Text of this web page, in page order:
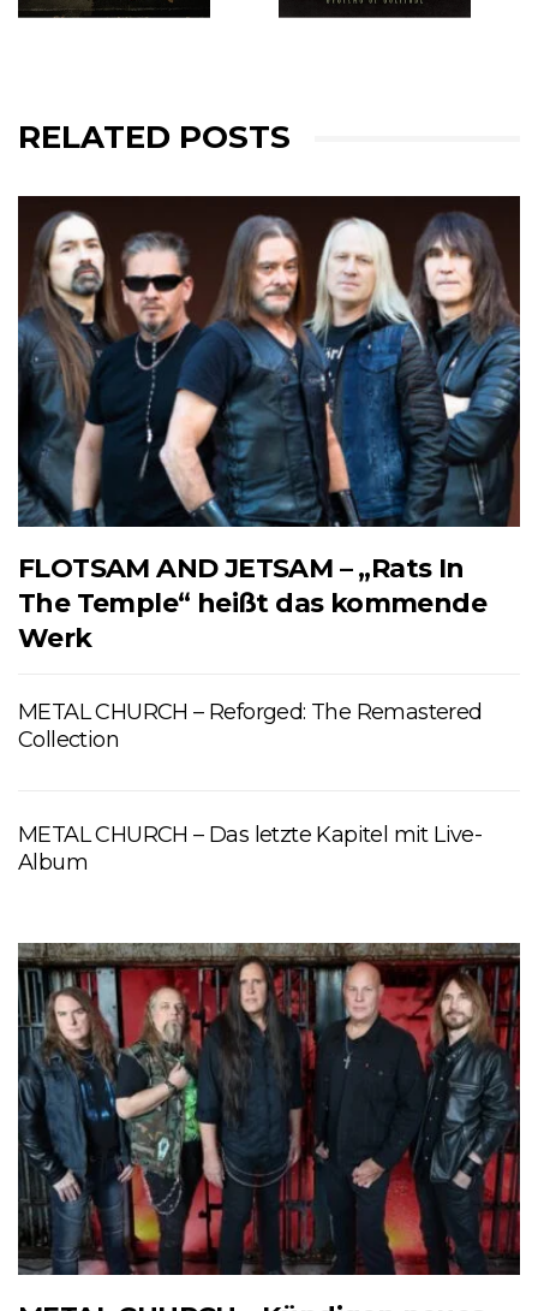
RELATED POSTS
FLOTSAM AND JETSAM – „Rats In
The Temple“ heißt das kommende
Werk
METAL CHURCH – Reforged: The Remastered
Collection
METAL CHURCH – Das letzte Kapitel mit Live-
Album